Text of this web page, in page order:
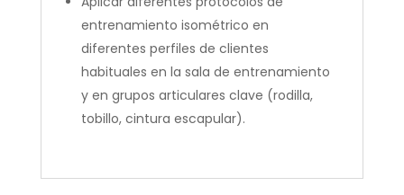
entrenamiento isométrico en
diferentes perfiles de clientes
habituales en la sala de entrenamiento
y en grupos articulares clave (rodilla,
tobillo, cintura escapular).